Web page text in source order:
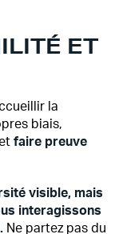
ET
la
biais,
faire preuve
visible, mais
interagissons
Ne partez pas du